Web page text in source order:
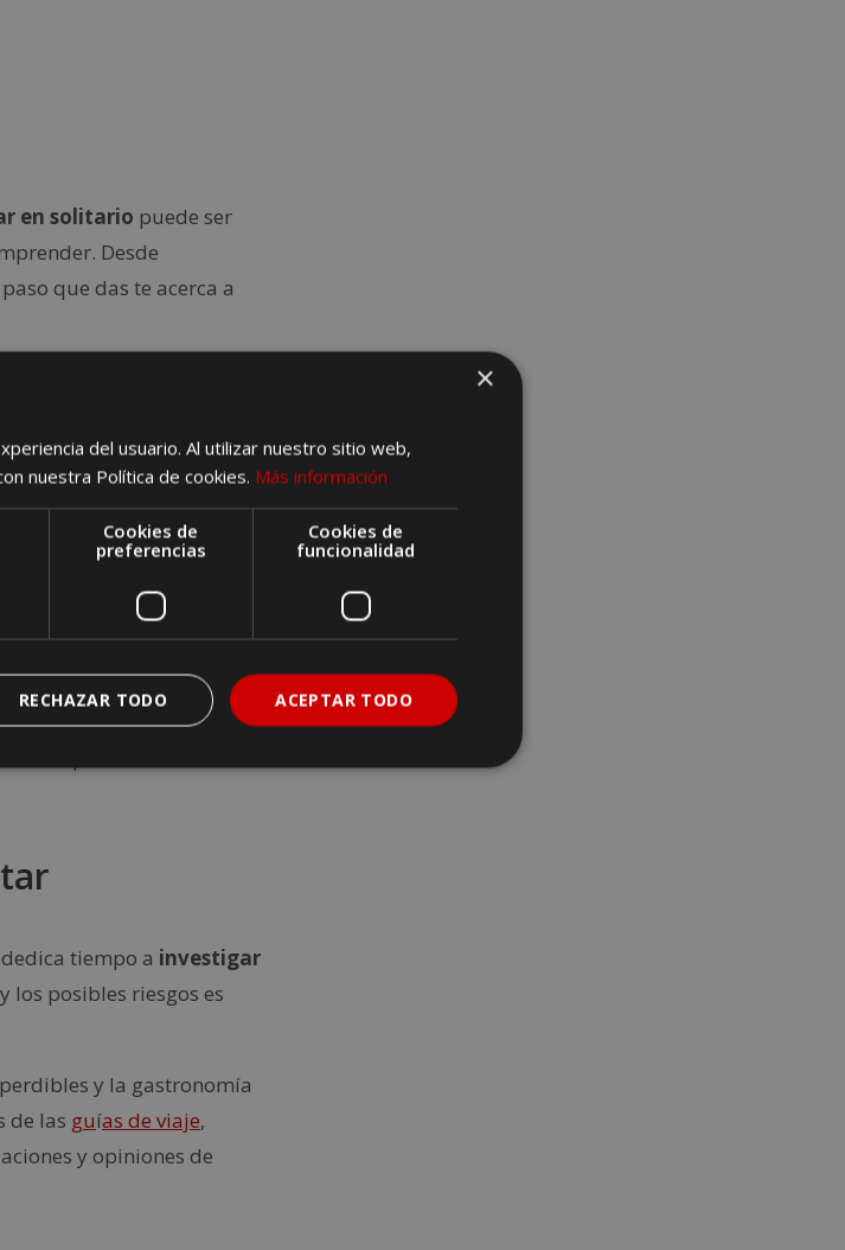
en solitario puede ser
Desde
que das te acerca a
consejos para que
en
consejos provenientes
tiempo a investigar
los posibles riesgos es
y la gastronomía
de las guías de viaje,
y opiniones de
×
del usuario. Al utilizar nuestro sitio web,
nuestra Política de cookies. Más información
Cookies de
preferencias
Cookies de
funcionalidad
ACEPTAR TODO
RECHAZAR TODO